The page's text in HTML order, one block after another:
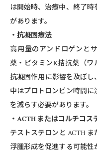
は開始時、治療中、終了
があります。
・抗凝固療法
高用量のアンドロゲンと
薬・ビタミンK拮抗薬（ワ
抗凝固作用に影響を及ぼ
中はプロトロンビン時間
を減らす必要があります。
・ACTH またはコルチコス
テストステロンと ACTH
浮腫形成を促進する可能